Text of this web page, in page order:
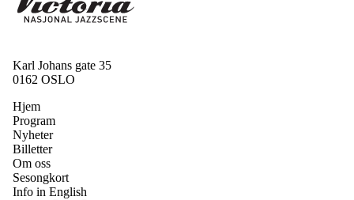
Karl Johans gate 35
0162 OSLO
Hjem
Program
Nyheter
Billetter
Om oss
Sesongkort
Info in English